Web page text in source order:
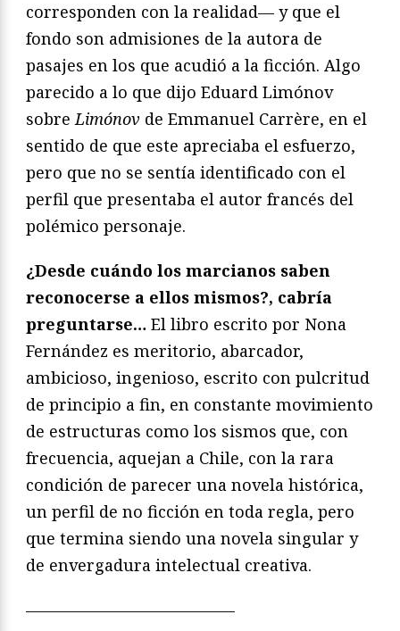
corresponden con la realidad— y que el
fondo son admisiones de la autora de
pasajes en los que acudió a la ficción. Algo
parecido a lo que dijo Eduard Limónov
sobreLimónov de Emmanuel Carrère, en el
sentido de que este apreciaba el esfuerzo,
pero que no se sentía identificado con el
perfil que presentaba el autor francés del
polémico personaje.
¿Desde cuándo los marcianos saben
reconocerse a ellos mismos?, cabría
preguntarse… El libro escrito por Nona
Fernández es meritorio, abarcador,
ambicioso, ingenioso, escrito con pulcritud
de principio a fin, en constante movimiento
de estructuras como los sismos que, con
frecuencia, aquejan a Chile, con la rara
condición de parecer una novela histórica,
un perfil de no ficción en toda regla, pero
que termina siendo una novela singular y
de envergadura intelectual creativa.
—————————————